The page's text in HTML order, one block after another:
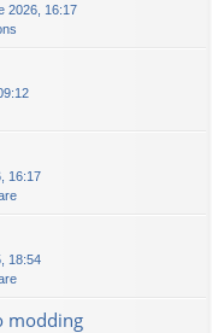
2026, 16:17
16:17
18:54
modding